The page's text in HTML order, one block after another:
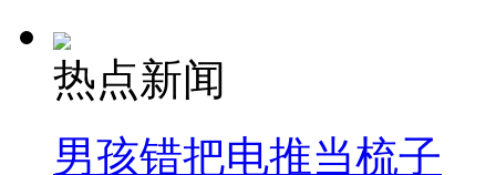
热点新闻
男孩错把电推当梳子